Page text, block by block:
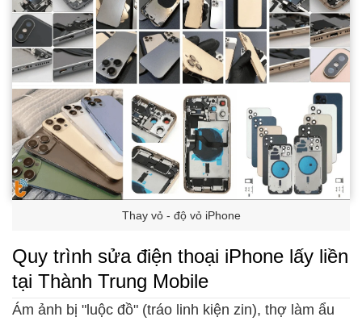
Thay vỏ - độ vỏ iPhone
Quy trình sửa điện thoại iPhone lấy liền
tại Thành Trung Mobile
Ám ảnh bị "luộc đồ" (tráo linh kiện zin), thợ làm ẩu